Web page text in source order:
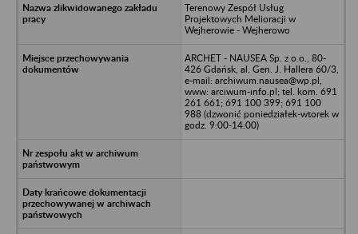
Terenowy Zespół Usług
Projektowych Melioracji w
Wejherowie - Wejherowo
ARCHET - NAUSEA Sp. z o.o., 80-
426 Gdańsk, al. Gen. J. Hallera 60/3,
e-mail: archiwum.nausea@wp.pl,
www: arciwum-info.pl; tel. kom. 691
261 661; 691 100 399; 691 100
988 (dzwonić poniedziałek-wtorek w
godz. 9:00-14:00)